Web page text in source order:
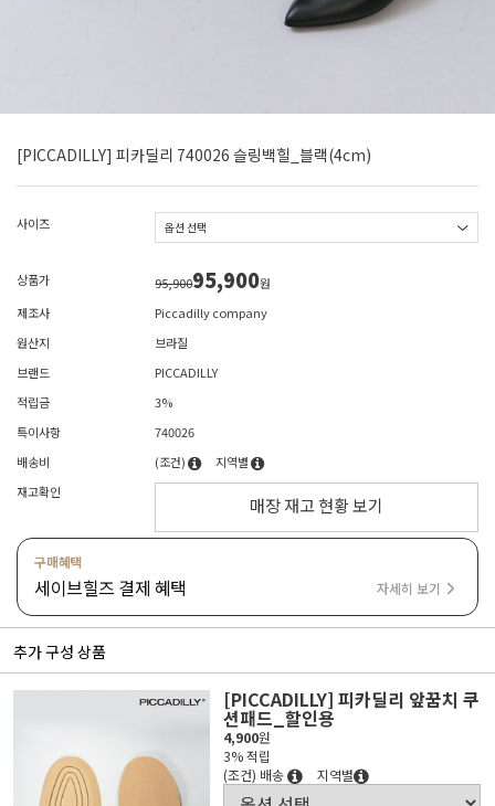
[PICCADILLY] 피카딜리 740026 슬링백힐_블랙(4cm)
사이즈
상품가 95,90095,900원
제조사
Piccadilly company
원산지
브라질
브랜드
PICCADILLY
적립금
3%
특이사항
740026
배송비
(조건)
지역별
재고확인
매장 재고 현황 보기
구매혜택
세이브힐즈 결제 혜택 자세히 보기
추가 구성 상품
[PICCADILLY] 피카딜리 앞꿈치 쿠
션패드_할인용
4,900원
3% 적립
(조건) 배송
지역별